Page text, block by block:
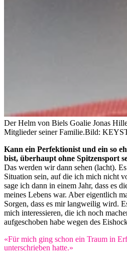
Der Helm von Biels Goalie Jonas
Mitglieder seiner Familie.Bild:
Kann ein Perfektionist und ein so
bist, überhaupt ohne Spitzensport
Das werden wir dann sehen (lacht).
Situation sein, auf die ich mich nicht
sage ich dann in einem Jahr, dass es
meines Lebens war. Aber eigentlich
Sorgen, dass es mir langweilig wird.
mich interessieren, die ich noch
aufgeschoben habe wegen des
«Für mich ging schon ein Traum in
unterschrieben hatte.»